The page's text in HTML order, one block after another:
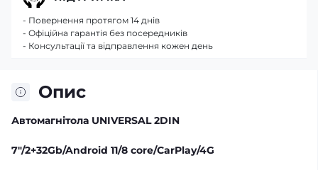
Опис
Автомагнітола UNIVERSAL 2DIN
7"/2+32Gb/Android 11/8 core/CarPlay/4G
- Повернення протягом 14 днів
- Офіційна гарантія без посередників
- Консультації та відправлення кожен день